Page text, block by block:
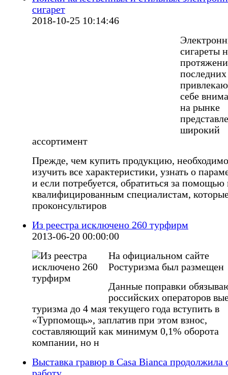
сигарет
2018-10-25 10:14:46
сигареты
последних
себе
на рынке
широкий
ассортимент
Прежде, чем купить продукцию, необходимо
изучить все характеристики, узнать о
и если потребуется, обратиться за помощью
квалифицированным специалистам,
проконсультиров
Из реестра исключено 260 турфирм
2013-06-20 00:00:00
На официальном сайте
Ростуризма был размещен
Данные поправки
российских операторов
туризма до 4 мая текущего года вступить в
«Турпомощь», заплатив при этом взнос,
составляющий как минимум 0,1% оборота
компании, но н
Выставка гравюр в Casa Bianca продолжила